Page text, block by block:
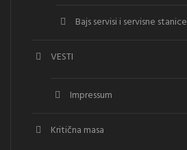
Bajs servisi i servisne stanice
VESTI
Impressum
Kritična masa